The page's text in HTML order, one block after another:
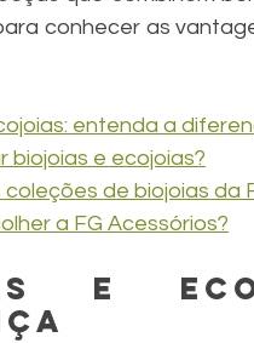
conhecer as
entenda a
biojoias e ecojoias?
de biojoias da
a FG Acessórios?
e